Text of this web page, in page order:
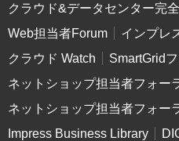
クラウド&データセンター完
Web担当者Forum
インプレ
クラウド Watch
SmartGrid
ネットショップ担当者フォー
ネットショップ担当者フォー
Impress Business Library